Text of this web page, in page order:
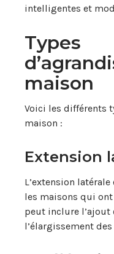
intelligentes et
Types
maison
Voici les différents
maison :
Extension
L’extension
les maisons qui ont
peut inclure l’ajout
l’élargissement